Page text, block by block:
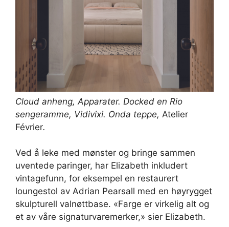
Cloud anheng, Apparater. Docked en Rio
sengeramme, Vidivixi. Onda teppe, Atelier
Février.
Ved å leke med mønster og bringe sammen
uventede paringer, har Elizabeth inkludert
vintagefunn, for eksempel en restaurert
loungestol av Adrian Pearsall med en høyrygget
skulpturell valnøttbase. «Farge er virkelig alt og
et av våre signaturvaremerker,» sier Elizabeth.